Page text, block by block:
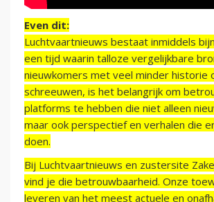
Even dit:
Luchtvaartnieuws bestaat inmiddels
een tijd waarin talloze vergelijkbare
nieuwkomers met veel minder historie
schreeuwen, is het belangrijk om
platforms te hebben die niet alleen
maar ook perspectief en verhalen die
doen.
Bij Luchtvaartnieuws en zustersite
vind je die betrouwbaarheid. Onze
leveren van het meest actuele en